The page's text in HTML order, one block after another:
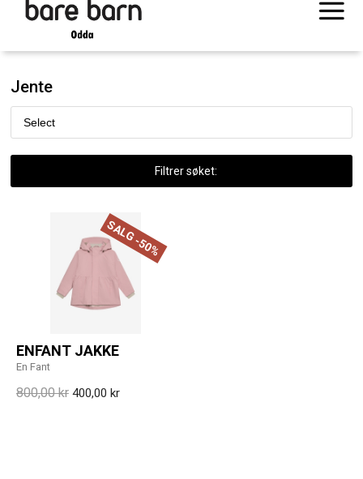
Jente
Filtrer søket:
ENFANT JAKKE
En Fant
800,00 kr 400,00 kr
SALG -50%